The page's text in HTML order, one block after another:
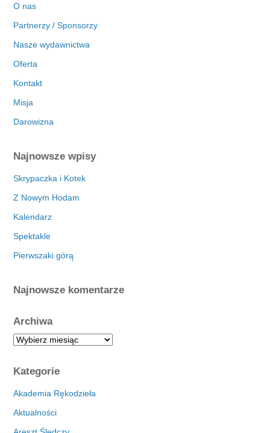
O nas
Partnerzy / Sponsorzy
Nasze wydawnictwa
Oferta
Kontakt
Misja
Darowizna
Najnowsze wpisy
Skrypaczka i Kotek
Z Nowym Hodam
Kalendarz
Spektakle
Pierwszaki górą
Najnowsze komentarze
Archiwa
A
h
i
a
Kategorie
Akademia Rękodzieła
Aktualności